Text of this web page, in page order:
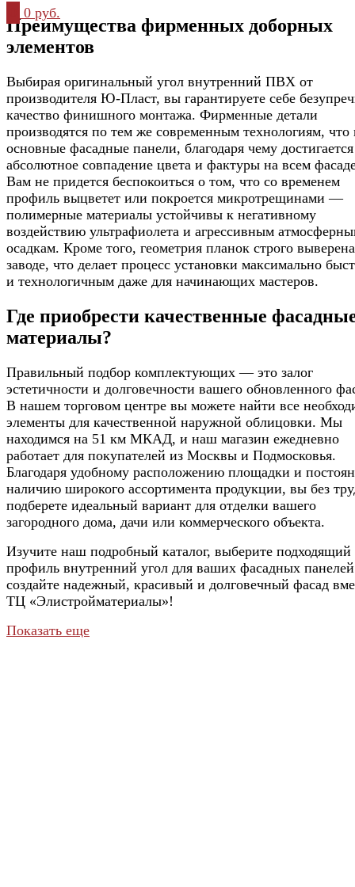
Преимущества фирменных доборных
элементов
Выбирая оригинальный угол внутренний ПВХ от
производителя Ю-Пласт, вы гарантируете себе
качество финишного монтажа. Фирменные детали
производятся по тем же современным технологиям, что
основные фасадные панели, благодаря чему достигается
абсолютное совпадение цвета и фактуры на всем
Вам не придется беспокоиться о том, что со временем
профиль выцветет или покроется микротрещинами —
полимерные материалы устойчивы к негативному
воздействию ультрафиолета и агрессивным
осадкам. Кроме того, геометрия планок строго
заводе, что делает процесс установки максимально
и технологичным даже для начинающих мастеров.
Где приобрести качественные
материалы?
Правильный подбор комплектующих — это залог
эстетичности и долговечности вашего обновленного
В нашем торговом центре вы можете найти все
элементы для качественной наружной облицовки. Мы
находимся на 51 км МКАД, и наш магазин ежедневно
работает для покупателей из Москвы и Подмосковья.
Благодаря удобному расположению площадки и
наличию широкого ассортимента продукции, вы без
подберете идеальный вариант для отделки вашего
загородного дома, дачи или коммерческого объекта.
Изучите наш подробный каталог, выберите подходящий
профиль внутренний угол для ваших фасадных
создайте надежный, красивый и долговечный фасад
ТЦ «Элистройматериалы»!
Показать еще
0 руб.